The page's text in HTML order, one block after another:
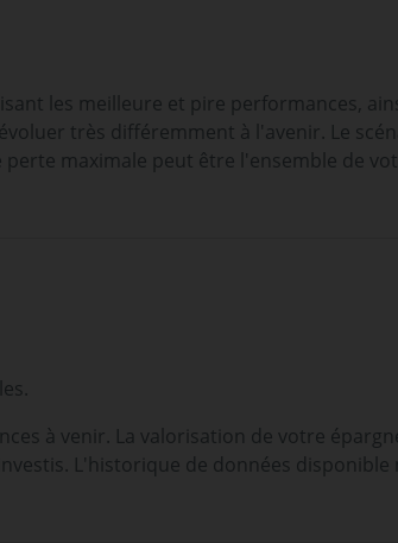
les meilleure et pire performances,
très différemment à l'avenir. Le
maximale peut être l'ensemble de
à venir. La valorisation de votre
L'historique de données disponible